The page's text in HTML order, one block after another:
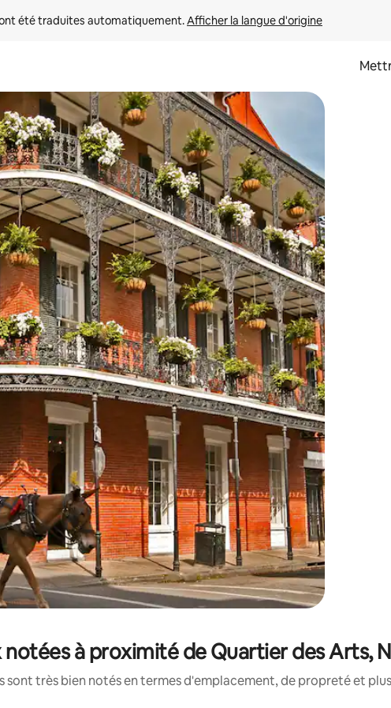
été traduites automatiquement. Afficher la langue d'origine
le bas pour les parcourir ou en appuyant et en faisant glisser.
à proximité de Quartier des Arts,
sont très bien notés en termes d'emplacement, de propreté et